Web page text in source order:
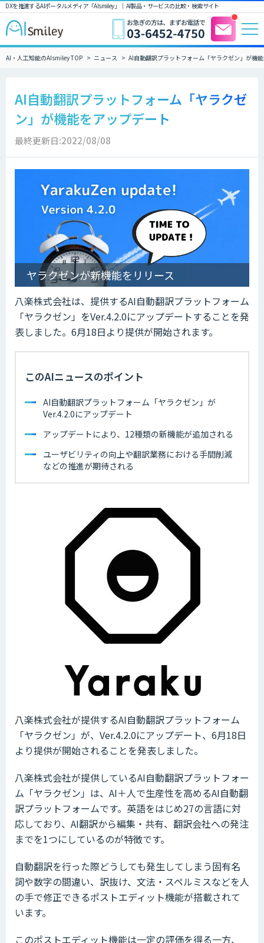
DXを推進するAIポータルメディア「AIsmiley」｜ AI製品・サービスの比較・検索サイト
AI・人工知能のAIsmiley TOP ニュース AI自動翻訳プラットフォーム「ヤラクゼン」が機
AI自動翻訳プラットフォーム「ヤラクゼ
ン」が機能をアップデート
最終更新日:2022/08/08
ヤラクゼンが新機能をリリース
八楽株式会社は、提供するAI自動翻訳プラットフォーム
「ヤラクゼン」をVer.4.2.0にアップデートすることを発
表しました。6月18日より提供が開始されます。
このAIニュースのポイント
AI自動翻訳プラットフォーム「ヤラクゼン」が
Ver.4.2.0にアップデート
アップデートにより、12種類の新機能が追加される
ユーザビリティの向上や翻訳業務における手間削減
などの推進が期待される
八楽株式会社が提供するAI自動翻訳プラットフォーム
「ヤラクゼン」が、Ver.4.2.0にアップデート、6月18日
より提供が開始されることを発表しました。
八楽株式会社が提供しているAI自動翻訳プラットフォー
ム「ヤラクゼン」は、AI＋人で生産性を高めるAI自動翻
訳プラットフォームです。英語をはじめ27の言語に対
応しており、AI翻訳から編集・共有、翻訳会社への発注
までを1つにしているのが特徴です。
自動翻訳を行った際どうしても発生してしまう固有名
詞や数字の間違い、訳抜け、文法・スペルミスなどを人
の手で修正できるポストエディット機能が搭載されて
います。
このポストエディット機能は一定の評価を得る一方、